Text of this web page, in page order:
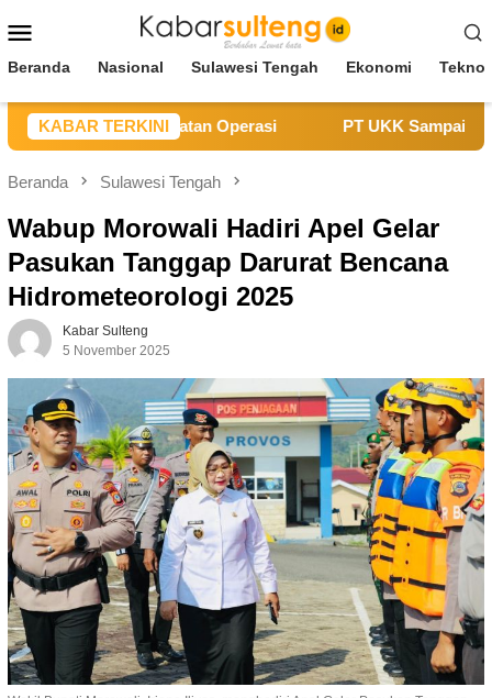
ke
Mobile
Beranda Nasional Sulawesi Tengah Ekonomi
KABAR TERKINI
untuk Kegiatan Operasi PT UKK Sampaikan
Beranda Sulawesi Tengah
Wabup Morowali Hadiri Apel Gelar
Pasukan Tanggap Darurat Bencana
Hidrometeorologi 2025
Kabar Sulteng
5 November 2025